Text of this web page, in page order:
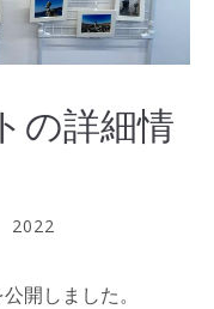
の詳細情
2022
開しました。